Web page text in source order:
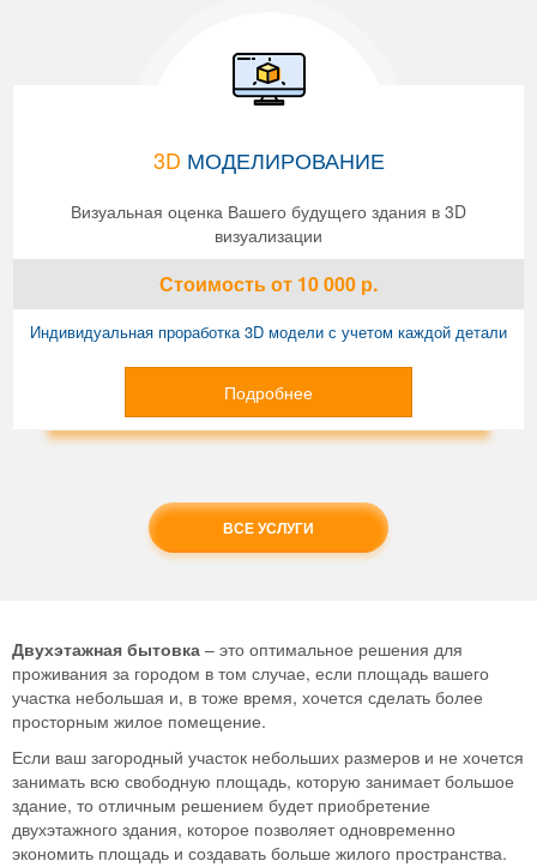
3D МОДЕЛИРОВАНИЕ
Визуальная оценка Вашего будущего здания в 3D
визуализации
Стоимостьот 10 000 р.
Индивидуальная проработка 3D модели с учетом каждой детали
Подробнее
ВСЕ УСЛУГИ
Двухэтажная бытовка – это оптимальное решения для
проживания за городом в том случае, если площадь вашего
участка небольшая и, в тоже время, хочется сделать более
просторным жилое помещение.
Если ваш загородный участок небольших размеров и не хочется
занимать всю свободную площадь, которую занимает большое
здание, то отличным решением будет приобретение
двухэтажного здания, которое позволяет одновременно
экономить площадь и создавать больше жилого пространства.